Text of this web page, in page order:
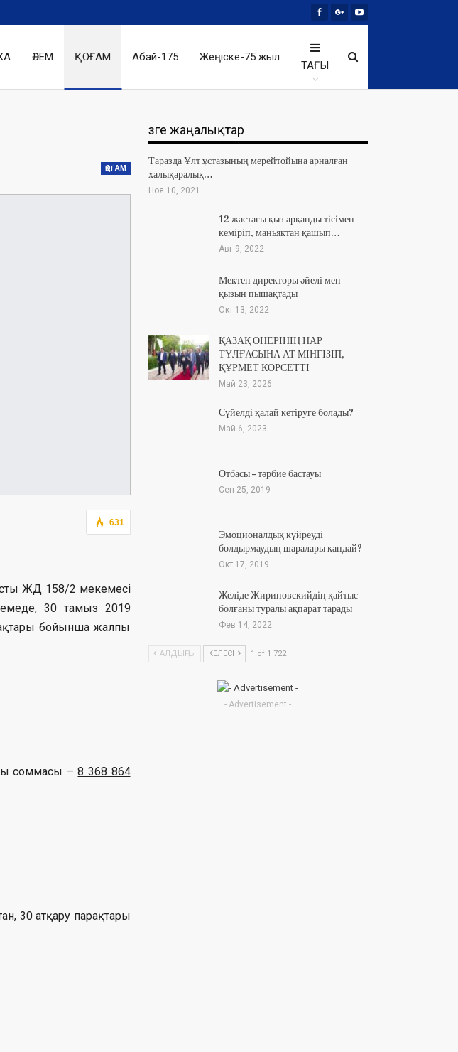
ӘЛЕМ ҚОҒАМ Абай-175 Жеңіске-75 жыл
ТАҒЫ
ҚОҒАМ
631
ЖД 158/2 мекемесі
30 тамыз 2019
бойынша жалпы
соммасы –8 368 864
30 атқару парақтары
Өзге жаңалықтар
Таразда Ұлт ұстазының мерейтойына арналған
халықаралық…
Ноя 10, 2021
12 жастағы қыз арқанды тісімен
кеміріп, маньяктан қашып…
Авг 9, 2022
Мектеп директоры әйелі мен
қызын пышақтады
Окт 13, 2022
ҚАЗАҚ ӨНЕРІНІҢ НАР
ТҰЛҒАСЫНА АТ МІНГІЗІП,
ҚҰРМЕТ КӨРСЕТТІ
Май 23, 2026
Сүйелді қалай кетіруге болады?
Май 6, 2023
Отбасы – тәрбие бастауы
Сен 25, 2019
Эмоционалдық күйреуді
болдырмаудың шаралары қандай?
Окт 17, 2019
Желіде Жириновскийдің қайтыс
болғаны туралы ақпарат тарады
Фев 14, 2022
АЛДЫҢҒЫ КЕЛЕСІ 1 of 1 722
- Advertisement -